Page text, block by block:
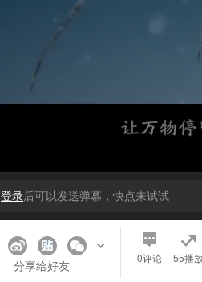
登录后可以发送弹幕，快点来试试
分享给好友 0评论 55播